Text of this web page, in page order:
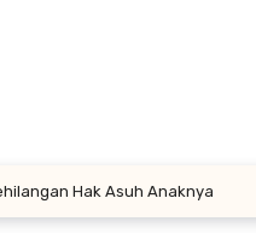
Hak Asuh Anaknya